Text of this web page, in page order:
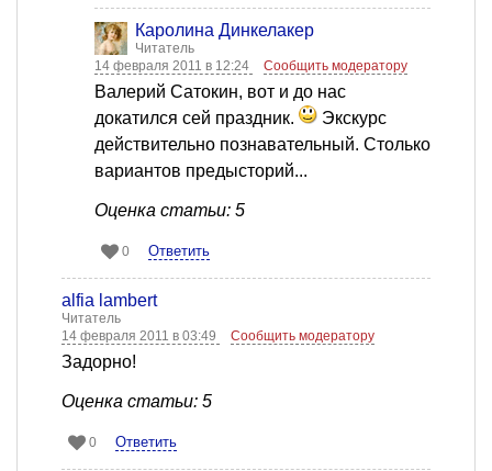
Каролина Динкелакер
Читатель
14 февраля 2011 в 12:24
Сообщить модератору
Валерий Сатокин, вот и до нас
докатился сей праздник.
Экскурс
действительно познавательный. Столько
вариантов предысторий...
Оценка статьи: 5
0 Ответить
alfia lambert
Читатель
14 февраля 2011 в 03:49
Сообщить модератору
Задорно!
Оценка статьи: 5
0 Ответить